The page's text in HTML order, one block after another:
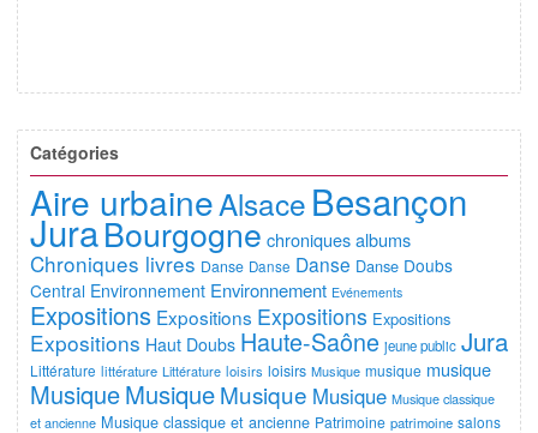
Catégories
Aire urbaineAlsace Besançon
JuraBourgogne chroniques albums
Chroniques livres Danse Danse Danse Danse Doubs
Central Environnement Environnement Evénements
Expositions Expositions Expositions Expositions
Expositions Haut Doubs Haute-Saône jeune public Jura
Littérature littérature Littérature loisirs loisirs Musique musique musique
MusiqueMusiqueMusique Musique Musique classique
et ancienne Musique classique et ancienne Patrimoine patrimoine salons